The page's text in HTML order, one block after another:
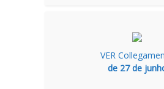
VER
de 27 de